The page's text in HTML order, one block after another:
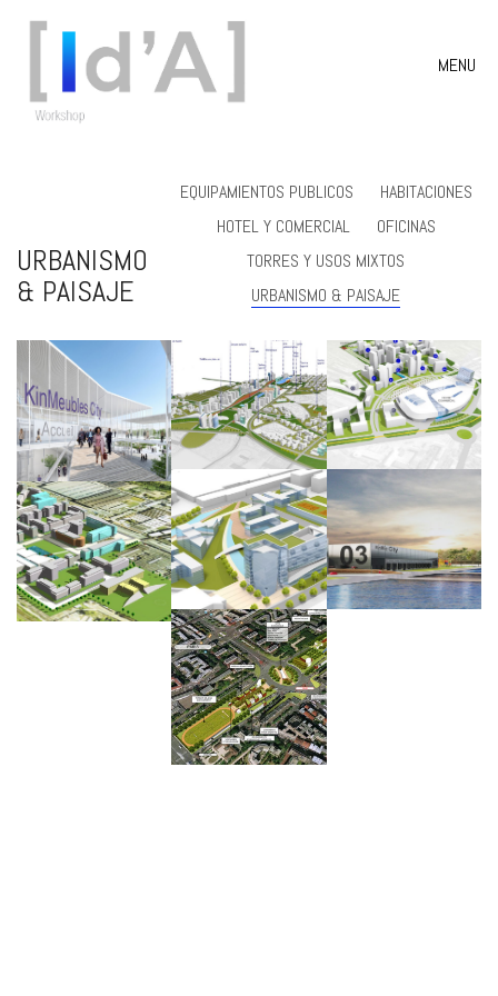
MENU
URBANISMO
& PAISAJE
EQUIPAMIENTOS PUBLICOS
HABITACIONES
HOTEL Y COMERCIAL
OFICINAS
TORRES Y USOS MIXTOS
URBANISMO & PAISAJE